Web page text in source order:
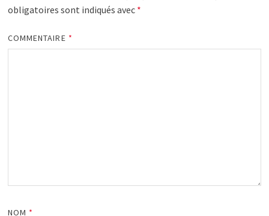
obligatoires sont indiqués avec *
COMMENTAIRE *
NOM *